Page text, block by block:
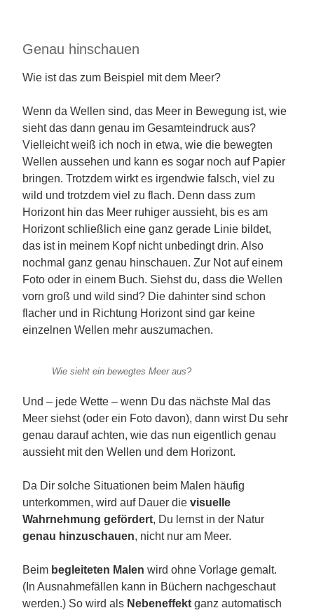
Genau hinschauen
Wie ist das zum Beispiel mit dem Meer?
Wenn da Wellen sind, das Meer in Bewegung ist, wie
sieht das dann genau im Gesamteindruck aus?
Vielleicht weiß ich noch in etwa, wie die bewegten
Wellen aussehen und kann es sogar noch auf Papier
bringen. Trotzdem wirkt es irgendwie falsch, viel zu
wild und trotzdem viel zu flach. Denn dass zum
Horizont hin das Meer ruhiger aussieht, bis es am
Horizont schließlich eine ganz gerade Linie bildet,
das ist in meinem Kopf nicht unbedingt drin. Also
nochmal ganz genau hinschauen. Zur Not auf einem
Foto oder in einem Buch. Siehst du, dass die Wellen
vorn groß und wild sind? Die dahinter sind schon
flacher und in Richtung Horizont sind gar keine
einzelnen Wellen mehr auszumachen.
Wie sieht ein bewegtes Meer aus?
Und – jede Wette – wenn Du das nächste Mal das
Meer siehst (oder ein Foto davon), dann wirst Du sehr
genau darauf achten, wie das nun eigentlich genau
aussieht mit den Wellen und dem Horizont.
Da Dir solche Situationen beim Malen häufig
unterkommen, wird auf Dauer die visuelle
Wahrnehmung gefördert, Du lernst in der Natur
genau hinzuschauen, nicht nur am Meer.
Beim begleiteten Malen wird ohne Vorlage gemalt.
(In Ausnahmefällen kann in Büchern nachgeschaut
werden.) So wird als Nebeneffekt ganz automatisch